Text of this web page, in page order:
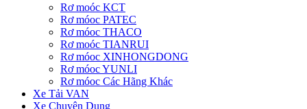
Rơ moóc KCT
Rơ móoc PATEC
Rơ móoc THACO
Rơ moóc TIANRUI
Rơ móoc XINHONGDONG
Rơ móoc YUNLI
Rơ móoc Các Hãng Khác
Xe Tải VAN
Xe Chuyên Dụng